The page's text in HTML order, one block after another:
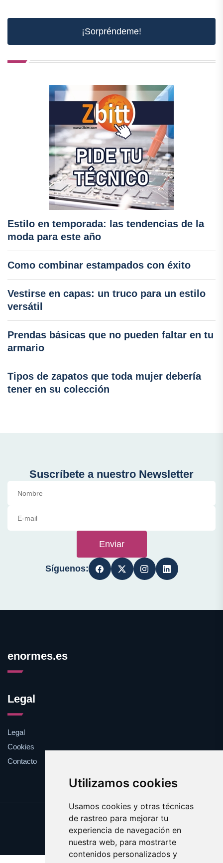
Utilizamos cookies
Usamos cookies y otras técnicas
de rastreo para mejorar tu
experiencia de navegación en
nuestra web, para mostrarte
contenidos personalizados y
¡Sorpréndeme!
Estilo en temporada: las tendencias de la
moda para este año
Como combinar estampados con éxito
Vestirse en capas: un truco para un estilo
versátil
Prendas básicas que no pueden faltar en tu
armario
Tipos de zapatos que toda mujer debería
tener en su colección
Suscríbete a nuestro Newsletter
Enviar
Síguenos:
enormes.es
Legal
Legal
Cookies
Contacto
Update cookies preferences
Copyright © 2025 enormes.es